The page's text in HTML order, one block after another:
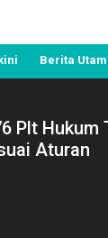
Berita
Plt Hukum
Aturan